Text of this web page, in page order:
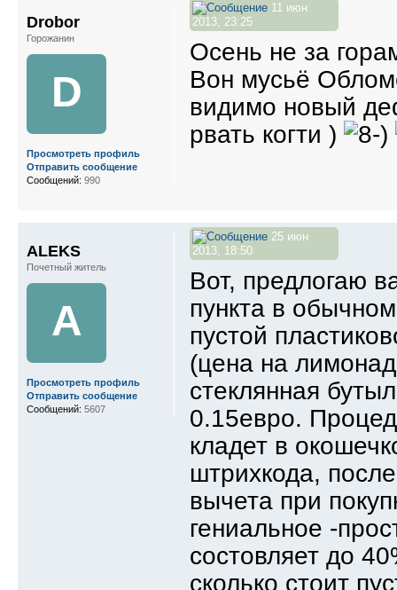
11 июн
2013, 23:25
Осень не за
Вон мусьё
видимо новый
рвать когти )
Drobor
Горожанин
D
Просмотреть профиль
Отправить сообщение
Сообщений: 990
25 июн
2013, 18:50
Вот, предлогаю
пункта в
пустой
(цена на
стеклянная
0.15евро.
кладет в
штрихкода,
вычета при
гениальное -
состовляет до
сколько стоит
ALEKS
Почетный житель
A
Просмотреть профиль
Отправить сообщение
Сообщений: 5607